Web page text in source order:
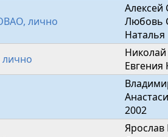
лично
Алексей
Любовь
Наталья
Евгения
2002
Ярослав